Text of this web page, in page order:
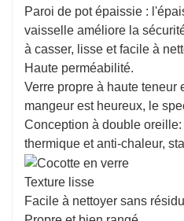
Paroi de pot épaissie :
vaisselle améliore la
à casser, lisse et facile à
Haute perméabilité.
Verre propre à haute teneur
mangeur est heureux, le
Conception à double
thermique et anti-chaleur,
Texture lisse
Facile à nettoyer sans résidu